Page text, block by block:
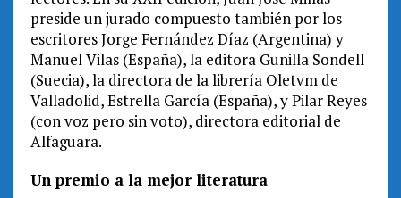
preside un jurado compuesto también por los
escritores Jorge Fernández Díaz (Argentina) y
Manuel Vilas (España), la editora Gunilla Sondell
(Suecia), la directora de la librería Oletvm de
Valladolid, Estrella García (España), y Pilar Reyes
(con voz pero sin voto), directora editorial de
Alfaguara.
Un premio a la mejor literatura